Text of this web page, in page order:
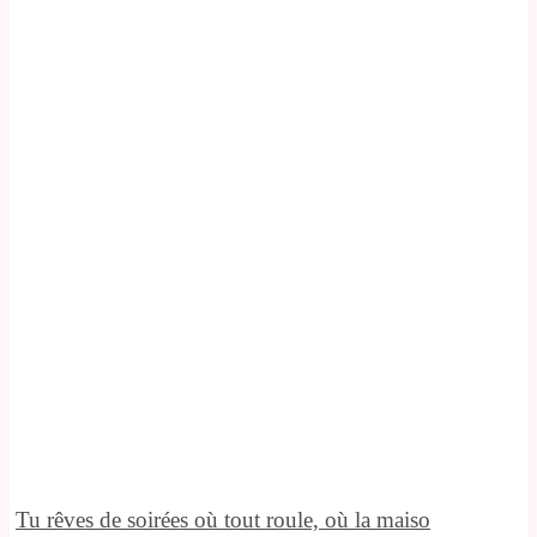
Tu rêves de soirées où tout roule, où la maiso